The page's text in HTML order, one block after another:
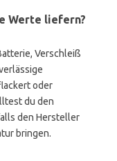
Werte liefern?
Verschleiß
oder
du den
den Hersteller
bringen.